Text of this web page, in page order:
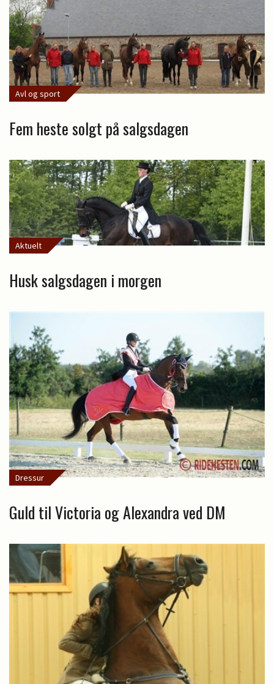
Avl og sport
Fem heste solgt på salgsdagen
Aktuelt
Husk salgsdagen i morgen
Dressur
Guld til Victoria og Alexandra ved DM